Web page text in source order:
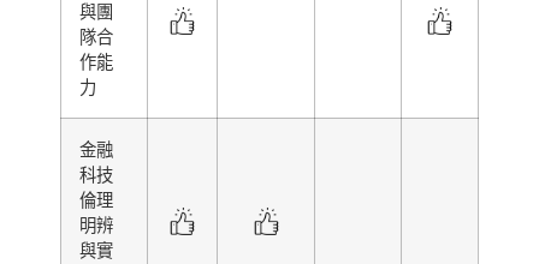
與團
隊合
作能
力
金融
科技
倫理
明辨
與實